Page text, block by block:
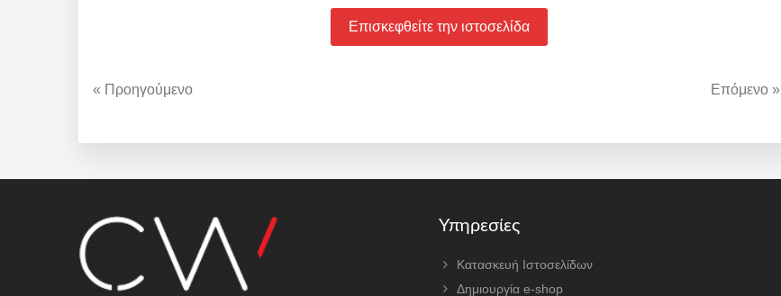
Επισκεφθείτε την ιστοσελίδα
« Προηγούμενο Επόμενο »
Υπηρεσίες
Κατασκευή Ιστοσελίδων
Δημιουργία e-shop